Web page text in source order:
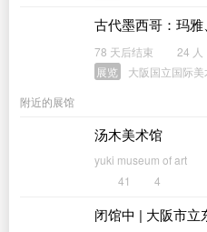
古代墨西哥：玛
78 天后结束 24 人
展览
大阪国立国际
附近的展馆
汤木美术馆
yuki museum of art
41
4
闭馆中 | 大阪市立